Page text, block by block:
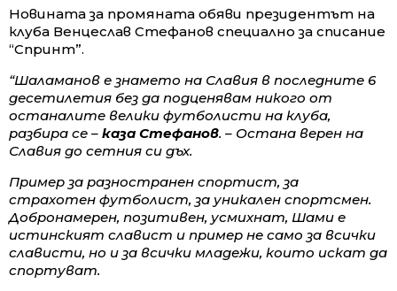
Новината за промяната обяви президентът на
клуба Венцеслав Стефанов специално за списание
“Спринт”.
“Шаламанов е знамето на Славия в последните 6
десетилетия без да подценявам никого от
останалите велики футболисти на клуба,
разбира се – каза Стефанов. – Остана верен на
Славия до сетния си дъх.
Пример за разностранен спортист, за
страхотен футболист, за уникален спортсмен.
Добронамерен, позитивен, усмихнат, Шами е
истинският славист и пример не само за всички
слависти, но и за всички младежи, които искат да
спортуват.